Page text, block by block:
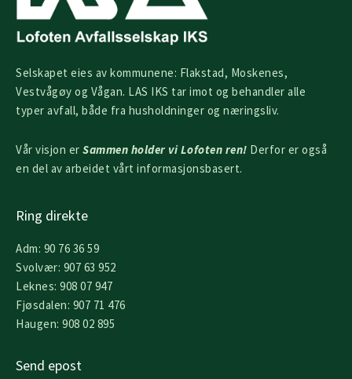
Selskapet eies av kommunene: Flakstad, Moskenes,
Vestvågøy og Vågan. LAS IKS tar imot og behandler alle
typer avfall, både fra husholdninger og næringsliv.
Vår visjon er Sammen holder vi Lofoten ren! Derfor er også
en del av arbeidet vårt informasjonsbasert.
Ring direkte
Adm: 90 76 36 59
Svolvær: 907 63 952
Leknes: 908 07 947
Fjøsdalen: 907 71 476
Haugen: 908 02 895
Send epost